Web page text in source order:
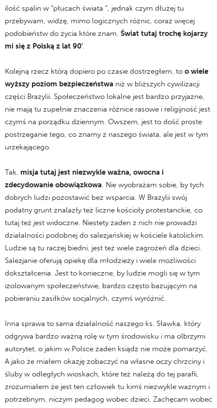
ilość spalin w “płucach świata “, jednak czym dłużej tu
przebywam, widzę, mimo logicznych różnic, coraz więcej
podobieństw do życia które znam. Świat tutaj trochę kojarzy
mi się z Polską z lat 90’.
Kolejną rzecz którą dopiero po czasie dostrzegłem, to o wiele
wyższy poziom bezpieczeństwa niż w bliższych cywilizacji
części Brazylii. Społeczeństwo lokalne jest bardzo przyjazne,
nie mają tu zupełnie znaczenia różnice rasowe i religijność jest
czymś na porządku dziennym. Owszem, jest to dość proste
postrzeganie tego, co znamy z naszego świata, ale jest w tym
urzekającego.
Tak, misja tutaj jest niezwykle ważna, owocna i
zdecydowanie obowiązkowa. Nie wyobrażam sobie, by tych
dobrych ludzi pozostawić bez wsparcia. W Brazylii swój
podatny grunt znalazły też liczne kościoły protestanckie, co
tutaj też jest widoczne. Niestety żaden z nich nie prowadzi
działalności podobnej do salezjańskiej w kościele katolickim.
Ludzie są tu raczej biedni, jest też wiele zagrożeń dla dzieci.
Salezjanie oferują opiekę dla młodzieży i wiele możliwości
dokształcenia. Jest to konieczne, by ludzie mogli się w tym
izolowanym społeczeństwie, bardzo często bazującym na
pobieraniu zasiłków socjalnych, czymś wyróżnić.
Inna sprawa to sama działalność naszego ks. Sławka, który
odgrywa bardzo ważną rolę w tym środowisku i ma olbrzymi
autorytet, o jakim w Polsce żaden ksiądz nie może pomarzyć.
A jako że miałem okazję zobaczyć na własne oczy chrzciny i
śluby w odległych wioskach, które też należą do tej parafii,
zrozumiałem że jest ten człowiek tu kimś niezwykle ważnym i
potrzebnym, niczym pedagog wobec dzieci. Zachęcam wobec